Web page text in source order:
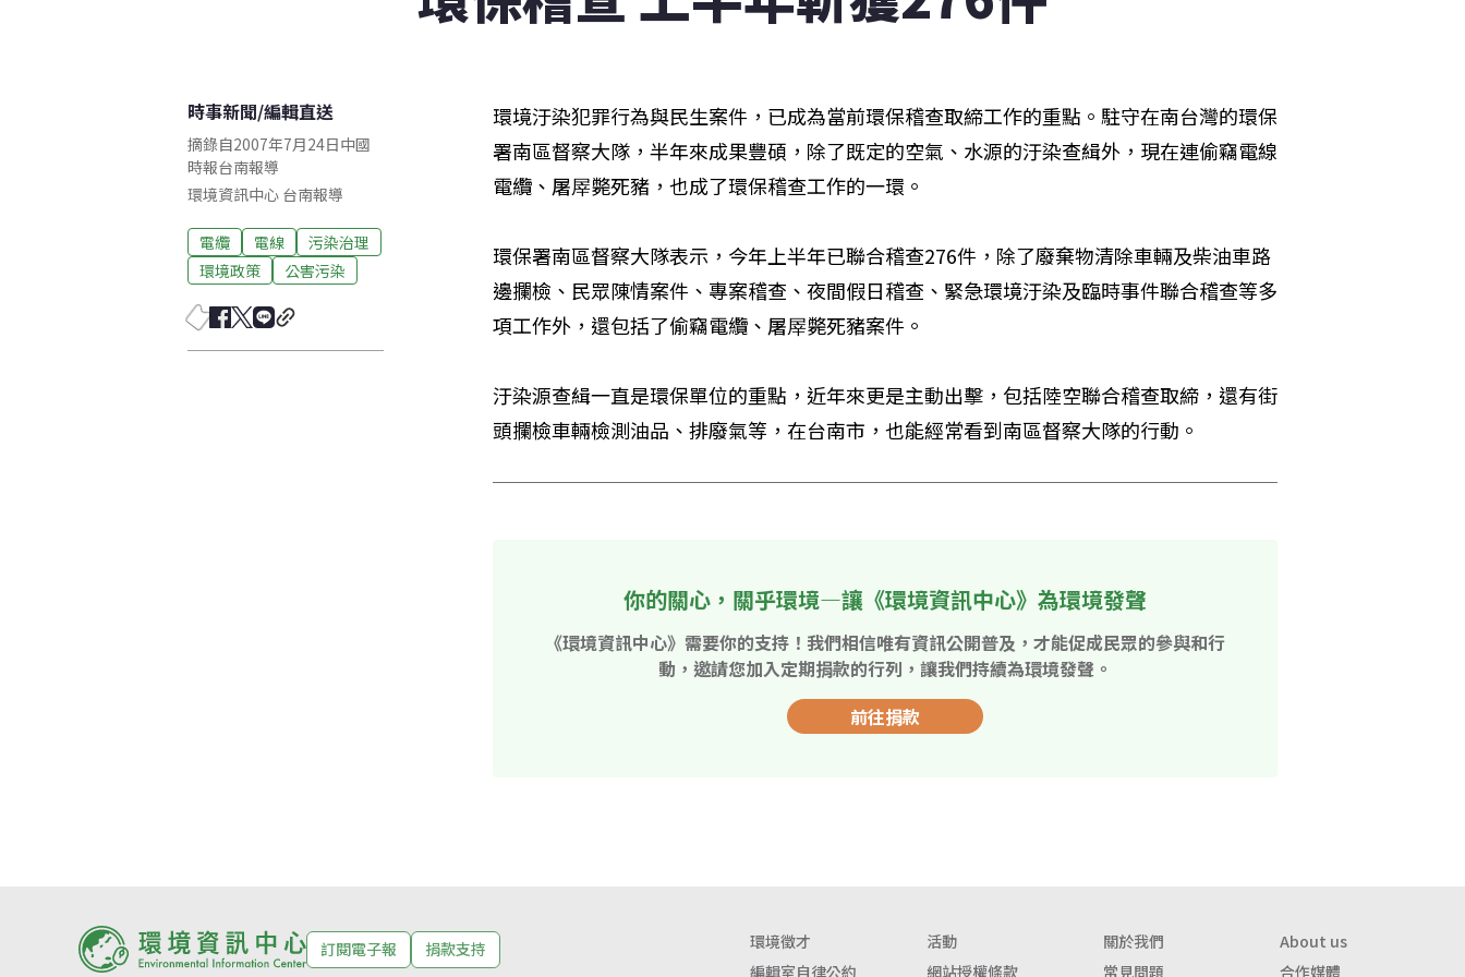
時事新聞/編輯直送
摘錄自2007年7月24日中國
時報台南報導
環境資訊中心 台南報導
電纜 電線
污染治理
環境政策
公害污染
環境汙染犯罪行為與民生案件，已成為當前環保稽查取締工作的重點。駐守在南台灣的環保
署南區督察大隊，半年來成果豐碩，除了既定的空氣、水源的汙染查緝外，現在連偷竊電線
電纜、屠屖斃死豬，也成了環保稽查工作的一環。
環保署南區督察大隊表示，今年上半年已聯合稽查276件，除了廢棄物清除車輛及柴油車路
邊攔檢、民眾陳情案件、專案稽查、夜間假日稽查、緊急環境汙染及臨時事件聯合稽查等多
項工作外，還包括了偷竊電纜、屠屖斃死豬案件。
汙染源查緝一直是環保單位的重點，近年來更是主動出擊，包括陸空聯合稽查取締，還有街
頭攔檢車輛檢測油品、排廢氣等，在台南市，也能經常看到南區督察大隊的行動。
你的關心，關乎環境—讓《環境資訊中心》為環境發聲
《環境資訊中心》需要你的支持！我們相信唯有資訊公開普及，才能促成民眾的參與和行
動，邀請您加入定期捐款的行列，讓我們持續為環境發聲。
前往捐款
訂閱電子報 捐款支持 環境徵才 活動 關於我們
About us
編輯室自律公約
網站授權條款 常見問題 合作媒體